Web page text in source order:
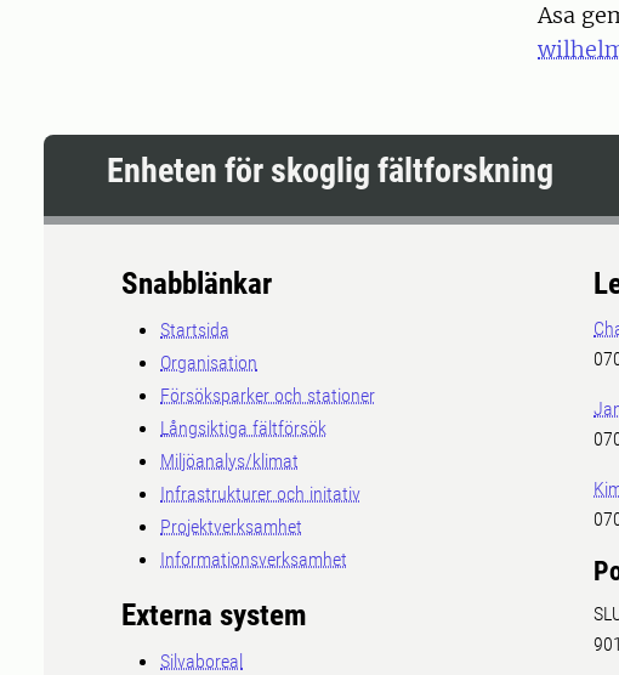
Asa
Enheten för skoglig fältforskning
Snabblänkar
Startsida
Organisation
Försöksparker och stationer
Långsiktiga fältförsök
Miljöanalys/klimat
Infrastrukturer och initativ
Projektverksamhet
Informationsverksamhet
Externa system
Silvaboreal